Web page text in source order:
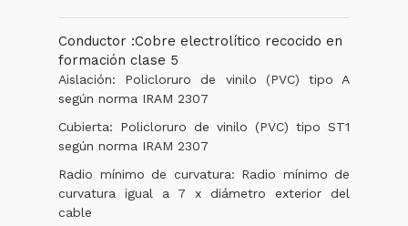
Conductor :Cobre electrolítico recocido en
formación clase 5
Aislación: Policloruro de vinilo (PVC) tipo A
según norma IRAM 2307
Cubierta: Policloruro de vinilo (PVC) tipo ST1
según norma IRAM 2307
Radio mínimo de curvatura: Radio mínimo de
curvatura igual a 7 x diámetro exterior del
cable